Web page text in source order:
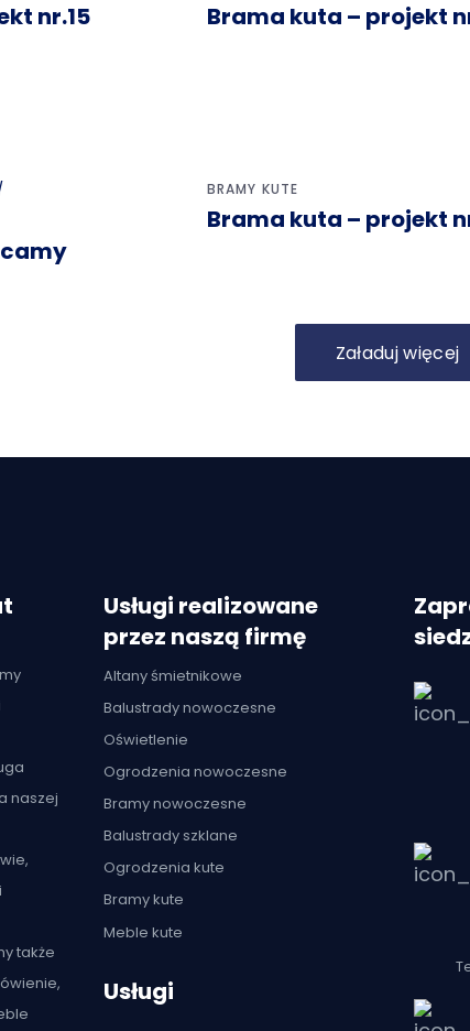
nr.15 Brama kuta – projekt
BRAMY KUTE
Brama kuta – projekt
Załaduj więcej
naszej
także
Usługi realizowane
przez naszą firmę
Altany śmietnikowe
Balustrady nowoczesne
Oświetlenie
Ogrodzenia nowoczesne
Bramy nowoczesne
Balustrady szklane
Ogrodzenia kute
Bramy kute
Meble kute
Usługi